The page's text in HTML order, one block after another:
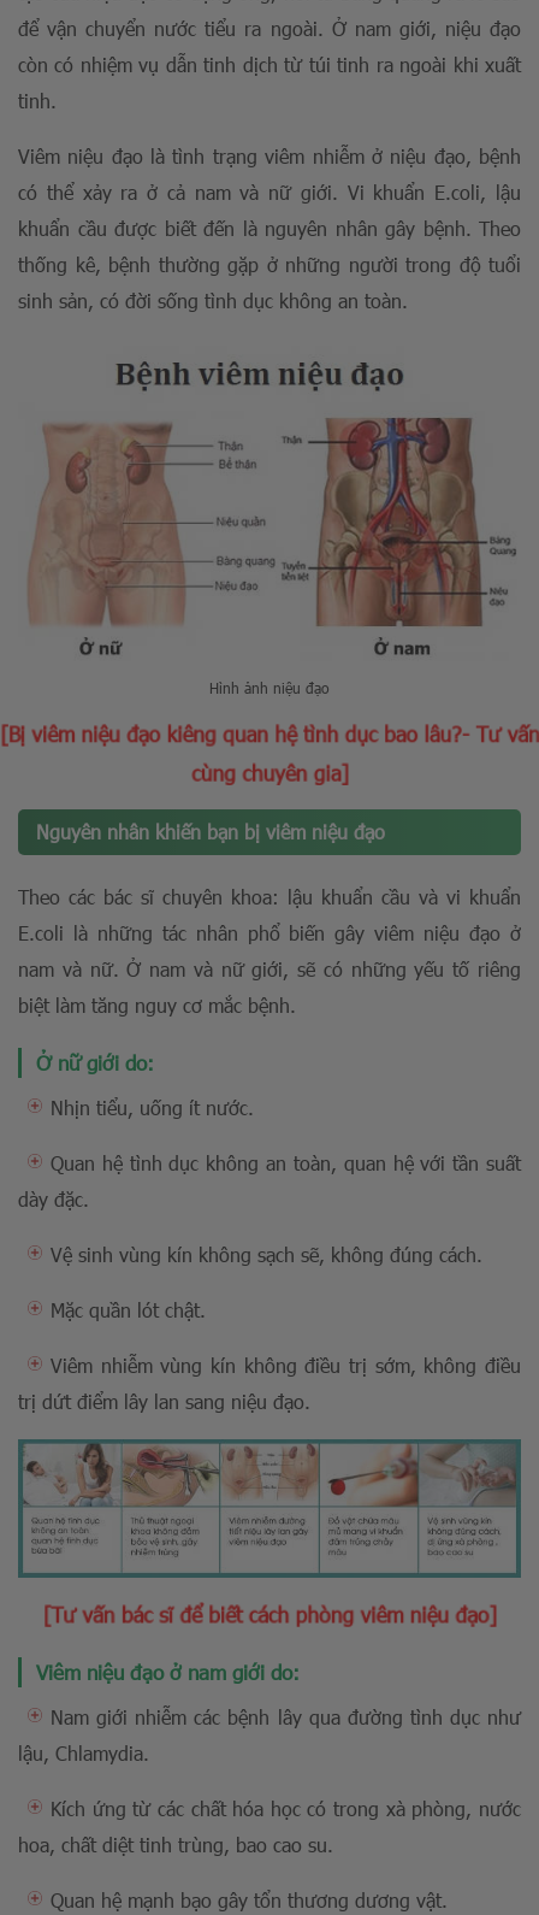
để vận chuyển nước tiểu ra ngoài. Ở nam giới, niệu đạo
còn có nhiệm vụ dẫn tinh dịch từ túi tinh ra ngoài khi xuất
tinh.
Viêm niệu đạo là tình trạng viêm nhiễm ở niệu đạo, bệnh
có thể xảy ra ở cả nam và nữ giới. Vi khuẩn E.coli, lậu
khuẩn cầu được biết đến là nguyên nhân gây bệnh. Theo
thống kê, bệnh thường gặp ở những người trong độ tuổi
sinh sản, có đời sống tình dục không an toàn.
Hình ảnh niệu đạo
[Bị viêm niệu đạo kiêng quan hệ tình dục bao lâu?- Tư vấn
cùng chuyên gia]
Nguyên nhân khiến bạn bị viêm niệu đạo
Theo các bác sĩ chuyên khoa: lậu khuẩn cầu và vi khuẩn
E.coli là những tác nhân phổ biến gây viêm niệu đạo ở
nam và nữ. Ở nam và nữ giới, sẽ có những yếu tố riêng
biệt làm tăng nguy cơ mắc bệnh.
Ở nữ giới do:
Nhịn tiểu, uống ít nước.
Quan hệ tình dục không an toàn, quan hệ với tần suất
dày đặc.
Vệ sinh vùng kín không sạch sẽ, không đúng cách.
Mặc quần lót chật.
Viêm nhiễm vùng kín không điều trị sớm, không điều
trị dứt điểm lây lan sang niệu đạo.
[Tư vấn bác sĩ để biết cách phòng viêm niệu đạo]
Viêm niệu đạo ở nam giới do:
Nam giới nhiễm các bệnh lây qua đường tình dục như
lậu, Chlamydia.
Kích ứng từ các chất hóa học có trong xà phòng, nước
hoa, chất diệt tinh trùng, bao cao su.
Quan hệ mạnh bạo gây tổn thương dương vật.